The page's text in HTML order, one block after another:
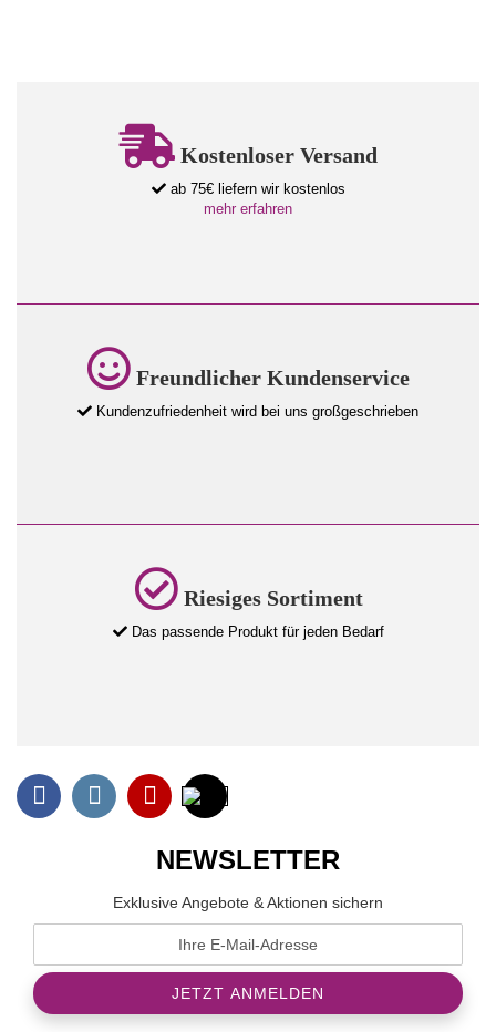
Kostenloser Versand
ab 75€ liefern wir kostenlos
mehr erfahren
Freundlicher Kundenservice
Kundenzufriedenheit wird bei uns großgeschrieben
Riesiges Sortiment
Das passende Produkt für jeden Bedarf
NEWSLETTER
Exklusive Angebote & Aktionen sichern